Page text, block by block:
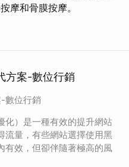
摩和骨膜按摩。
方案-數位行銷
數位行銷
化）是一種有效的提升網站
流量，有些網站選擇使用黑
有效，但卻伴隨著極高的風